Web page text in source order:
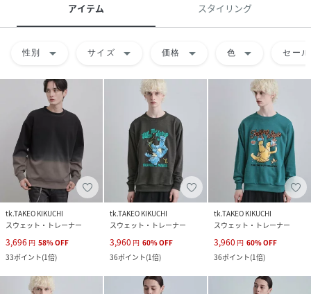
アイテム スタイリング
性別 arrow_drop_down サイズ arrow_drop_down 価格 arrow_drop_down 色 arrow_drop_down セール
tk.TAKEO KIKUCHI
スウェット・トレーナー
3,696 円 58%OFF
33ポイント(1倍)
tk.TAKEO KIKUCHI
スウェット・トレーナー
3,960 円 60%OFF
36ポイント(1倍)
tk.TAKEO KIKUCHI
スウェット・トレーナー
3,960 円 60%OFF
36ポイント(1倍)